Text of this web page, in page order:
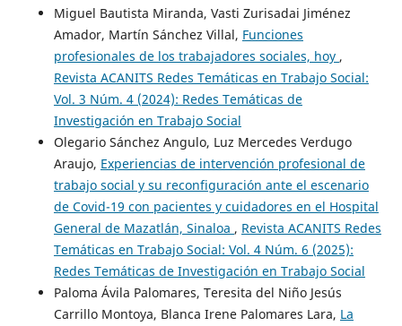
Miguel Bautista Miranda, Vasti Zurisadai Jiménez
Amador, Martín Sánchez Villal, Funciones
profesionales de los trabajadores sociales, hoy ,
Revista ACANITS Redes Temáticas en Trabajo Social:
Vol. 3 Núm. 4 (2024): Redes Temáticas de
Investigación en Trabajo Social
Olegario Sánchez Angulo, Luz Mercedes Verdugo
Araujo, Experiencias de intervención profesional de
trabajo social y su reconfiguración ante el escenario
de Covid-19 con pacientes y cuidadores en el Hospital
General de Mazatlán, Sinaloa , Revista ACANITS Redes
Temáticas en Trabajo Social: Vol. 4 Núm. 6 (2025):
Redes Temáticas de Investigación en Trabajo Social
Paloma Ávila Palomares, Teresita del Niño Jesús
Carrillo Montoya, Blanca Irene Palomares Lara, La